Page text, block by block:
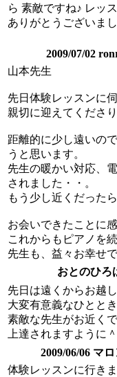
ら 素敵ですね♪ レッ
ありがとうございま
2009/07/02
山本先生
先日体験レッスンに
親切に迎えてくださ
距離的に少し遠いの
うと思います。
先生の暖かい対応、
されました・・。
もう少し近くだった
お会いできたことに感
これからもピアノを
先生も、益々お幸せ
おとのひろ
先日は遠くからお越
大変有意義なひとと
素敵な先生がお近く
上達されますように＾
2009/06/06 マ
体験レッスンに行き